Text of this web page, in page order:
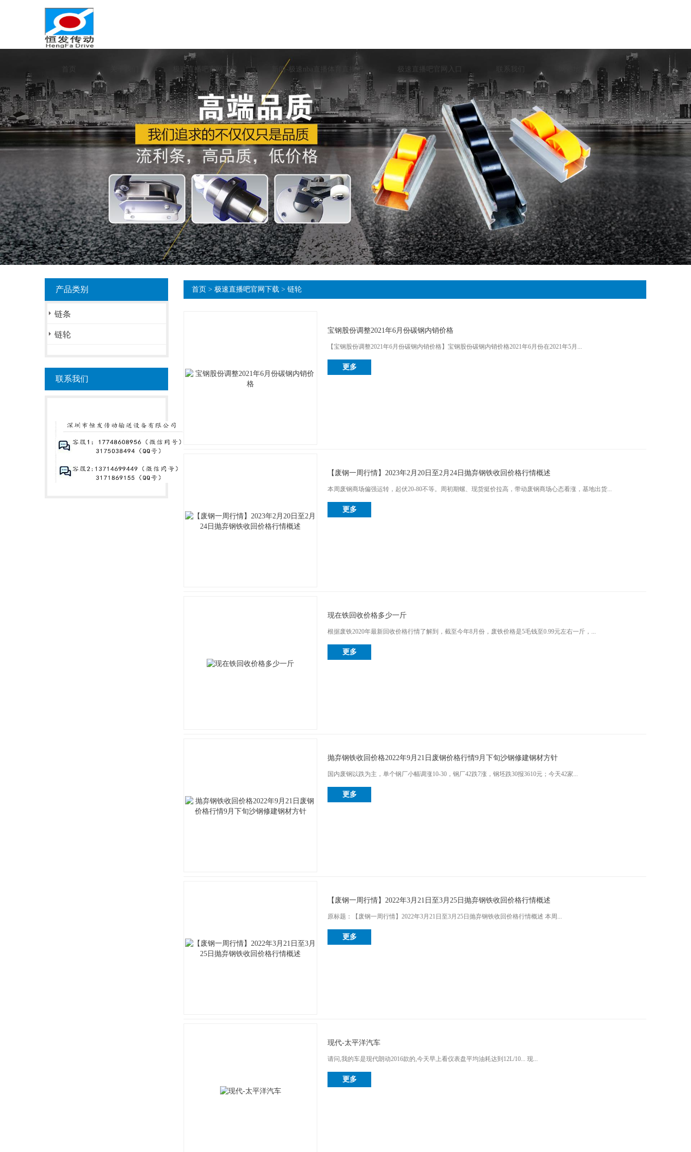
极速直播吧官网下载 新闻-极速nba直播体育直播吧 极速直播吧官网入口 网站地图
产品类别
链条
链轮
联系我们
首页 > 极速直播吧官网下载 > 链轮
宝钢股份调整2021年6月份碳钢内销价格
【宝钢股份调整2021年6月份碳钢内销价格】宝钢股份碳钢内销价格2021年6月份在2021年5月...
更多
【废钢一周行情】2023年2月20日至2月24日抛弃钢铁收回价格行情概述
本周废钢商场偏强运转，起伏20-80不等。周初期螺、现货挺价拉高，带动废钢商场心态看涨，基地出货...
更多
现在铁回收价格多少一斤
根据废铁2020年最新回收价格行情了解到，截至今年8月份，废铁价格是5毛钱至0.99元左右一斤，...
更多
抛弃钢铁收回价格2022年9月21日废钢价格行情9月下旬沙钢修建钢材方针
国内废钢以跌为主，单个钢厂小幅调涨10-30，钢厂42跌7涨，钢坯跌30报3610元；今天42家...
更多
【废钢一周行情】2022年3月21日至3月25日抛弃钢铁收回价格行情概述
原标题：【废钢一周行情】2022年3月21日至3月25日抛弃钢铁收回价格行情概述 本周...
更多
现代-太平洋汽车
请问,我的车是现代朗动2016款的,今天早上看仪表盘平均油耗达到12L/10... 现...
更多